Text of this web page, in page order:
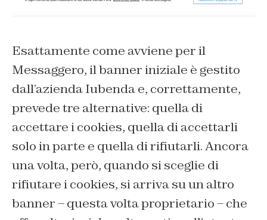
Esattamente come avviene per il
Messaggero, il banner iniziale è gestito
dall’azienda Iubenda e, correttamente,
prevede tre alternative: quella di
accettare i cookies, quella di accettarli
solo in parte e quella di rifiutarli. Ancora
una volta, però, quando si sceglie di
rifiutare i cookies, si arriva su un altro
banner – questa volta proprietario – che